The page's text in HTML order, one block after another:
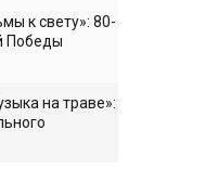
к свету»: 80-
Победы
на траве»: